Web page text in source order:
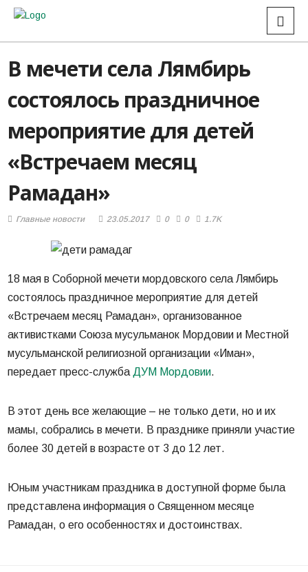
В мечети села Лямбирь
состоялось праздничное
мероприятие для детей
«Встречаем месяц
Рамадан»
Главные новости 23.05.2017 0 0 1.7K
18 мая в Соборной мечети мордовского села Лямбирь
состоялось праздничное мероприятие для детей
«Встречаем месяц Рамадан», организованное
активистками Союза мусульманок Мордовии и Местной
мусульманской религиозной организации «Иман»,
передает пресс-служба ДУМ Мордовии.
В этот день все желающие – не только дети, но и их
мамы, собрались в мечети. В празднике приняли участие
более 30 детей в возрасте от 3 до 12 лет.
Юным участникам праздника в доступной форме была
представлена информация о Священном месяце
Рамадан, о его особенностях и достоинствах.